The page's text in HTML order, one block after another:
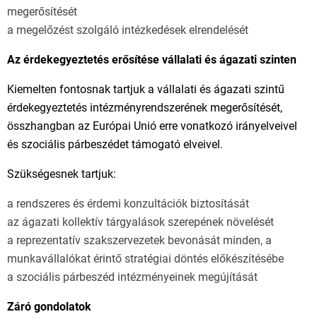
megerősítését
a megelőzést szolgáló intézkedések elrendelését
Az érdekegyeztetés erősítése vállalati és ágazati szinten
Kiemelten fontosnak tartjuk a vállalati és ágazati szintű
érdekegyeztetés intézményrendszerének megerősítését,
összhangban az Európai Unió erre vonatkozó irányelveivel
és szociális párbeszédet támogató elveivel.
Szükségesnek tartjuk:
a rendszeres és érdemi konzultációk biztosítását
az ágazati kollektív tárgyalások szerepének növelését
a reprezentatív szakszervezetek bevonását minden, a
munkavállalókat érintő stratégiai döntés előkészítésébe
a szociális párbeszéd intézményeinek megújítását
Záró gondolatok